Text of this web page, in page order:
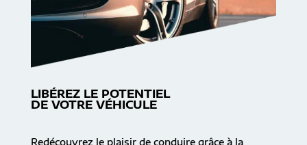
LIBÉREZ LE POTENTIEL
DE VOTRE VÉHICULE
Redécouvrez le plaisir de conduire grâce à la